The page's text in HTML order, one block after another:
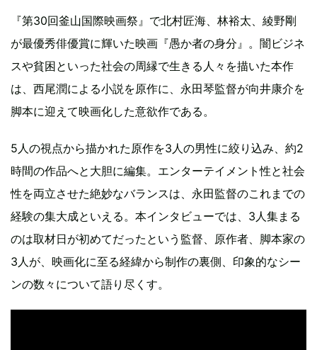
『第30回釜山国際映画祭』で北村匠海、林裕太、綾野剛
が最優秀俳優賞に輝いた映画『愚か者の身分』。闇ビジネ
スや貧困といった社会の周縁で生きる人々を描いた本作
は、西尾潤による小説を原作に、永田琴監督が向井康介を
脚本に迎えて映画化した意欲作である。
5人の視点から描かれた原作を3人の男性に絞り込み、約2
時間の作品へと大胆に編集。エンターテイメント性と社会
性を両立させた絶妙なバランスは、永田監督のこれまでの
経験の集大成といえる。本インタビューでは、3人集まる
のは取材日が初めてだったという監督、原作者、脚本家の
3人が、映画化に至る経緯から制作の裏側、印象的なシー
ンの数々について語り尽くす。